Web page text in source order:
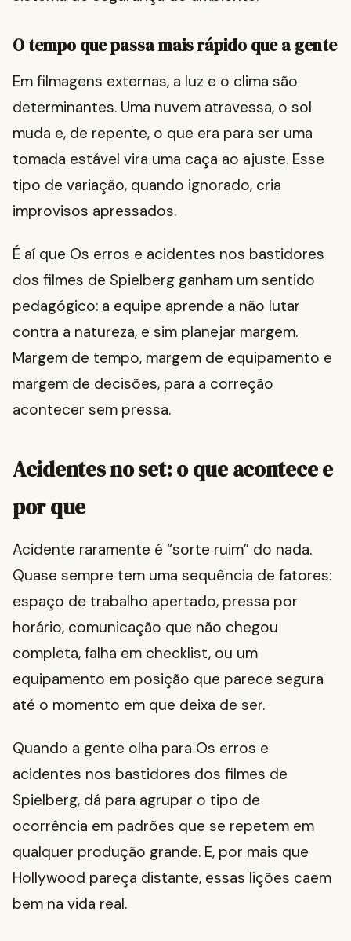
O tempo que passa mais rápido que a gente
Em filmagens externas, a luz e o clima são
determinantes. Uma nuvem atravessa, o sol
muda e, de repente, o que era para ser uma
tomada estável vira uma caça ao ajuste. Esse
tipo de variação, quando ignorado, cria
improvisos apressados.
É aí que Os erros e acidentes nos bastidores
dos filmes de Spielberg ganham um sentido
pedagógico: a equipe aprende a não lutar
contra a natureza, e sim planejar margem.
Margem de tempo, margem de equipamento e
margem de decisões, para a correção
acontecer sem pressa.
Acidentes no set: o que acontece e
por que
Acidente raramente é “sorte ruim” do nada.
Quase sempre tem uma sequência de fatores:
espaço de trabalho apertado, pressa por
horário, comunicação que não chegou
completa, falha em checklist, ou um
equipamento em posição que parece segura
até o momento em que deixa de ser.
Quando a gente olha para Os erros e
acidentes nos bastidores dos filmes de
Spielberg, dá para agrupar o tipo de
ocorrência em padrões que se repetem em
qualquer produção grande. E, por mais que
Hollywood pareça distante, essas lições caem
bem na vida real.